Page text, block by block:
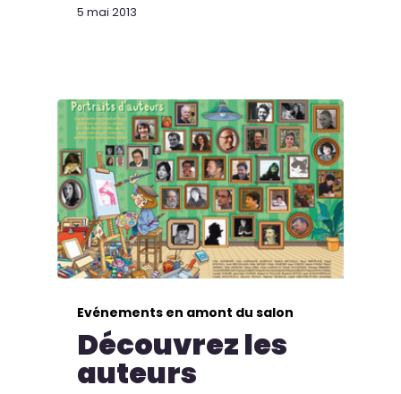
5 mai 2013
Evénements en amont du salon
Découvrez les
auteurs